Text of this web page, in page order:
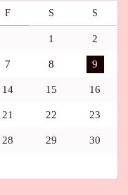
F S S
1 2
7 8 9
14 15 16
21 22 23
28 29 30